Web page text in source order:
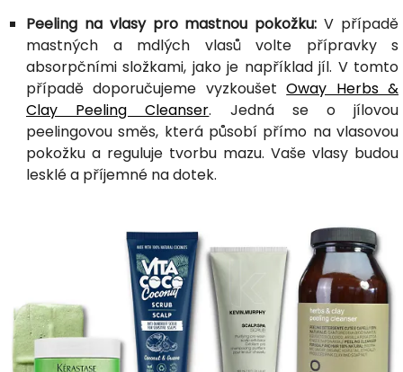
Peeling na vlasy pro mastnou pokožku: V případě
mastných a mdlých vlasů volte přípravky s
absorpčními složkami, jako je například jíl. V tomto
případě doporučujeme vyzkoušetOway Herbs &
Clay Peeling Cleanser. Jedná se o jílovou
peelingovou směs, která působí přímo na vlasovou
pokožku a reguluje tvorbu mazu. Vaše vlasy budou
lesklé a příjemné na dotek.